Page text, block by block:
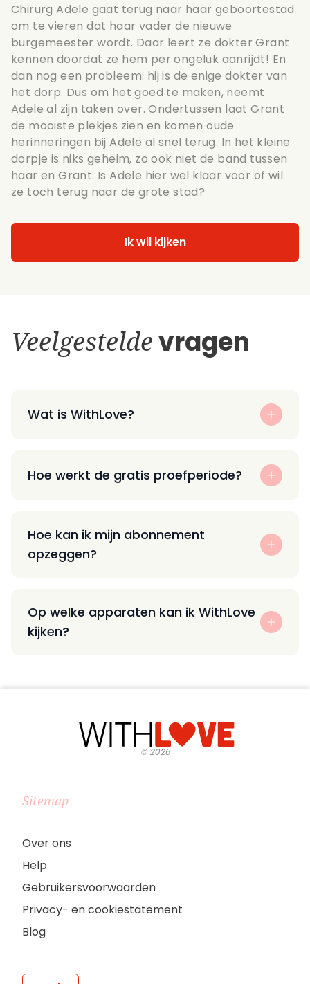
Chirurg Adele gaat terug naar haar geboortestad
om te vieren dat haar vader de nieuwe
burgemeester wordt. Daar leert ze dokter Grant
kennen doordat ze hem per ongeluk aanrijdt! En
dan nog een probleem: hij is de enige dokter van
het dorp. Dus om het goed te maken, neemt
Adele al zijn taken over. Ondertussen laat Grant
de mooiste plekjes zien en komen oude
herinneringen bij Adele al snel terug. In het kleine
dorpje is niks geheim, zo ook niet de band tussen
haar en Grant. Is Adele hier wel klaar voor of wil
ze toch terug naar de grote stad?
Ik wil kijken
Veelgesteldevragen
Wat is WithLove?
Hoe werkt de gratis proefperiode?
Hoe kan ik mijn abonnement
opzeggen?
Op welke apparaten kan ik WithLove
kijken?
©2026
Sitemap
Over ons
Help
Gebruikersvoorwaarden
Privacy- en cookiestatement
Blog